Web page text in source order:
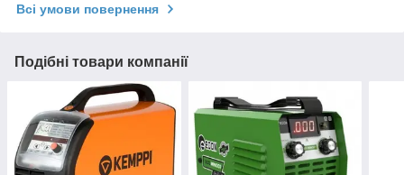
Всі умови повернення
Подібні товари компанії